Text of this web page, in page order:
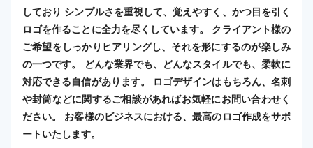
しており シンプルさを重視して、覚えやすく、かつ目を引く
ロゴを作ることに全力を尽くしています。 クライアント様の
ご希望をしっかりヒアリングし、それを形にするのが楽しみ
の一つです。 どんな業界でも、どんなスタイルでも、柔軟に
対応できる自信があります。 ロゴデザインはもちろん、名刺
や封筒などに関するご相談があればお気軽にお問い合わせく
ださい。 お客様のビジネスにおける、最高のロゴ作成をサポ
ートいたします。